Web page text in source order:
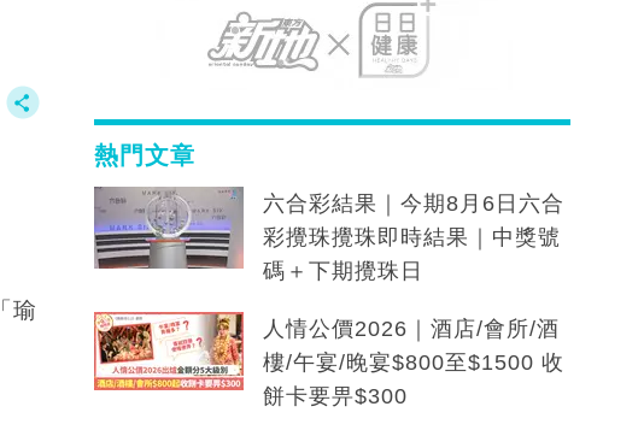
熱門文章
六合彩結果｜今期8月6日六合
彩攪珠攪珠即時結果｜中獎號
碼＋下期攪珠日
人情公價2026｜酒店/會所/酒
樓/午宴/晚宴$800至$1500 收
餅卡要畀$300